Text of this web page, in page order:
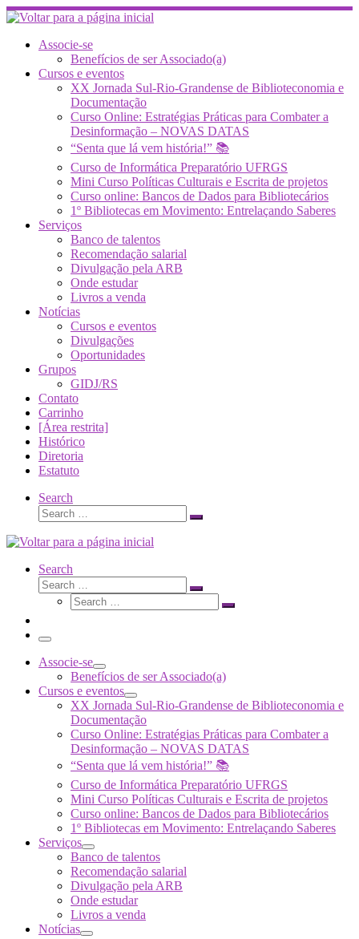
Skip
to
contentAssocie-se
Benefícios de ser Associado(a)
Cursos e eventos
XX Jornada Sul-Rio-Grandense de Biblioteconomia e
Documentação
Curso Online: Estratégias Práticas para Combater a
Desinformação – NOVAS DATAS
“Senta que lá vem história!” 📚
Curso de Informática Preparatório UFRGS
Mini Curso Políticas Culturais e Escrita de projetos
Curso online: Bancos de Dados para Bibliotecários
1º Bibliotecas em Movimento: Entrelaçando Saberes
Serviços
Banco de talentos
Recomendação salarial
Divulgação pela ARB
Onde estudar
Livros a venda
Notícias
Cursos e eventos
Divulgações
Oportunidades
Grupos
GIDJ/RS
Contato
Carrinho
[Área restrita]
Histórico
Diretoria
Estatuto
Search
Search
Search
Search
Search
Search
Search
Search
Menu
Associe-se
Benefícios de ser Associado(a)
Cursos e eventos
XX Jornada Sul-Rio-Grandense de Biblioteconomia e
Documentação
Curso Online: Estratégias Práticas para Combater a
Desinformação – NOVAS DATAS
“Senta que lá vem história!” 📚
Curso de Informática Preparatório UFRGS
Mini Curso Políticas Culturais e Escrita de projetos
Curso online: Bancos de Dados para Bibliotecários
1º Bibliotecas em Movimento: Entrelaçando Saberes
Serviços
Banco de talentos
Recomendação salarial
Divulgação pela ARB
Onde estudar
Livros a venda
Notícias